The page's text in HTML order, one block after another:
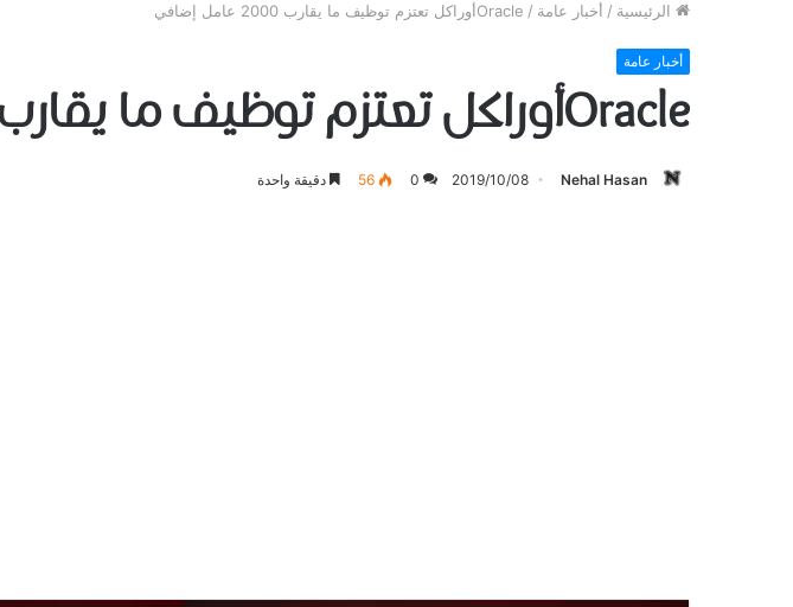
الرئيسية / أخبار عامة / Oracleأوراكل تعتزم توظيف ما يقارب 2000 عامل إضافي
أخبار عامة
Oracleأوراكل تعتزم توظيف ما يقارب 2000 عامل إضافي
Nehal Hasan
2019/10/08
0
56 دقيقة واحدة